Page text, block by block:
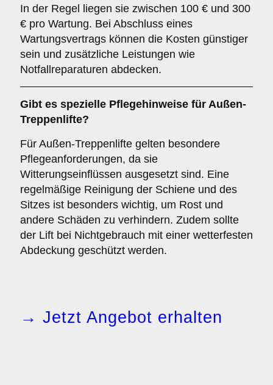
In der Regel liegen sie zwischen 100 € und 300
€ pro Wartung. Bei Abschluss eines
Wartungsvertrags können die Kosten günstiger
sein und zusätzliche Leistungen wie
Notfallreparaturen abdecken.
Gibt es spezielle Pflegehinweise für Außen-
Treppenlifte?
Für Außen-Treppenlifte gelten besondere
Pflegeanforderungen, da sie
Witterungseinflüssen ausgesetzt sind. Eine
regelmäßige Reinigung der Schiene und des
Sitzes ist besonders wichtig, um Rost und
andere Schäden zu verhindern. Zudem sollte
der Lift bei Nichtgebrauch mit einer wetterfesten
Abdeckung geschützt werden.
→ Jetzt Angebot erhalten